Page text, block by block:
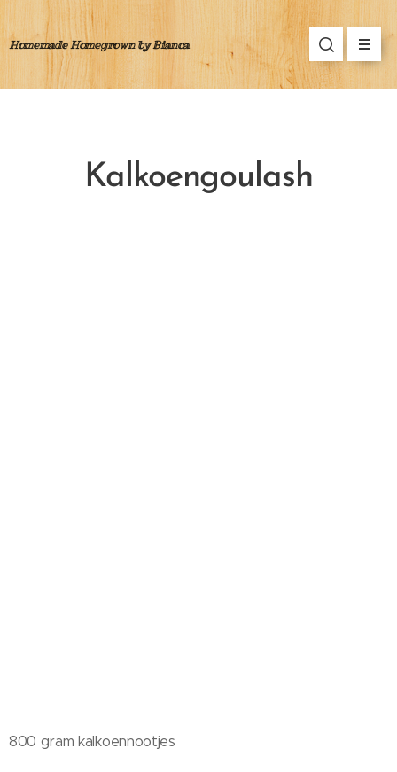
Homemade Homegrown by Bianca
Kalkoengoulash
800 gram kalkoennootjes